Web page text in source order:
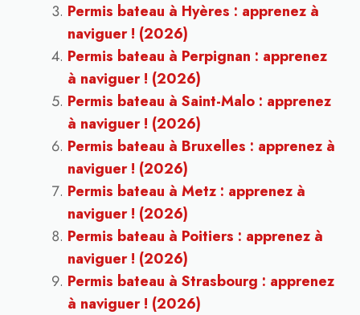
Permis bateau à Hyères : apprenez à
naviguer ! (2026)
Permis bateau à Perpignan : apprenez
à naviguer ! (2026)
Permis bateau à Saint-Malo : apprenez
à naviguer ! (2026)
Permis bateau à Bruxelles : apprenez à
naviguer ! (2026)
Permis bateau à Metz : apprenez à
naviguer ! (2026)
Permis bateau à Poitiers : apprenez à
naviguer ! (2026)
Permis bateau à Strasbourg : apprenez
à naviguer ! (2026)